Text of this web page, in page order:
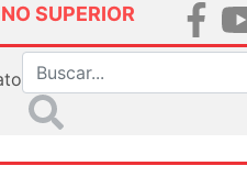
SUPERIOR